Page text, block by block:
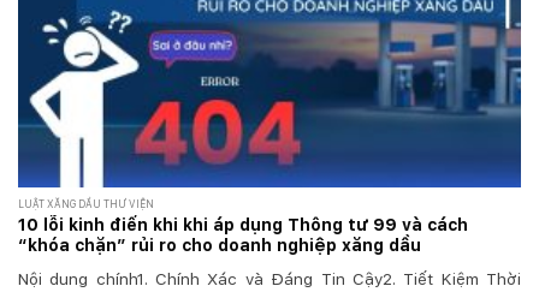
LUẬT XĂNG DẦU THƯ VIỆN
10 lỗi kinh điển khi khi áp dụng Thông tư 99 và cách
“khóa chặn” rủi ro cho doanh nghiệp xăng dầu
Nội dung chính1. Chính Xác và Đáng Tin Cậy2. Tiết Kiệm Thời